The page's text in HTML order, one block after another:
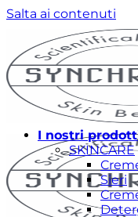
Salta ai contenuti
I nostri
SKINCARE
Sieri